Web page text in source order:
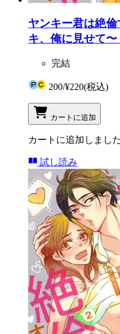
ヤンキー君は絶
キ、俺に見せて〜
完結
200/¥220(税込)
カートに追加
カートに追加しました
試し読み